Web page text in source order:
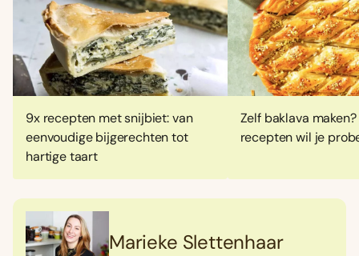
9x recepten met snijbiet: van
eenvoudige bijgerechten tot
hartige taart
Zelf baklava
recepten wil je
Marieke Slettenhaar